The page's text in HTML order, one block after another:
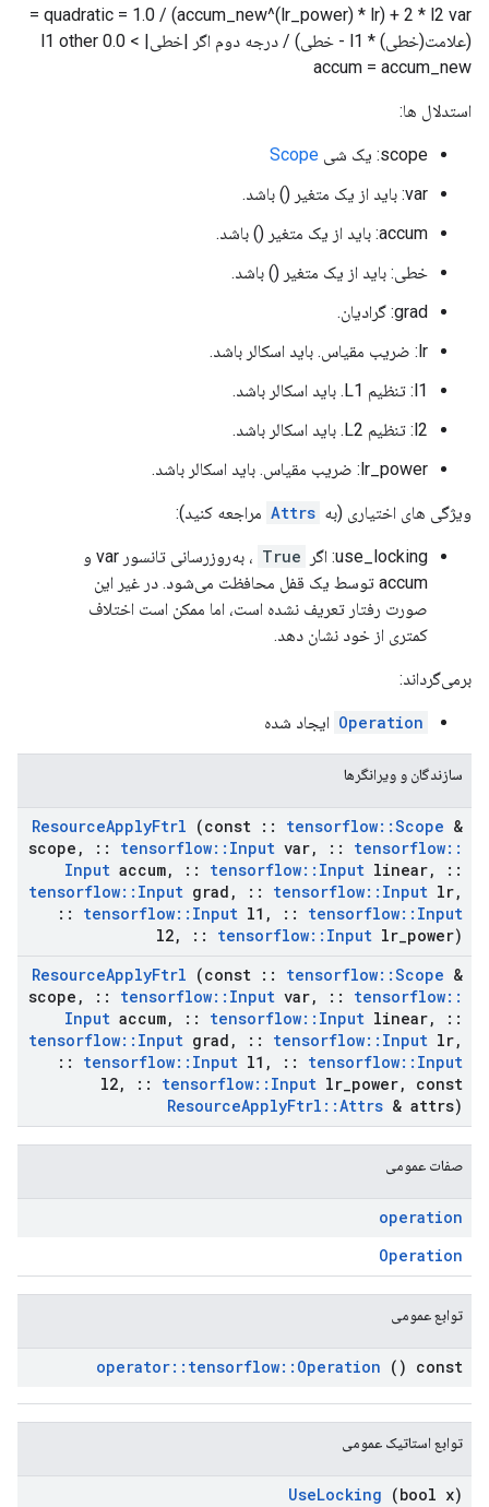
quadratic = 1.0 / (accum_new^(lr_power) * lr) + 2 * l2 var =
(علامت(خطی) * l1 - خطی) / درجه دوم اگر |خطی| > l1 other 0.0
accum = accum_new
استدلال ها:
scope: یک شی
Scope
var: باید از یک متغیر () باشد.
accum: باید از یک متغیر () باشد.
خطی: باید از یک متغیر () باشد.
grad: گرادیان.
lr: ضریب مقیاس. باید اسکالر باشد.
l1: تنظیم L1. باید اسکالر باشد.
l2: تنظیم L2. باید اسکالر باشد.
lr_power: ضریب مقیاس. باید اسکالر باشد.
ویژگی های اختیاری (به Attrs مراجعه کنید):
use_locking: اگر True
، به‌روزرسانی تانسور var و
accum توسط یک قفل محافظت می‌شود. در غیر این
صورت رفتار تعریف نشده است، اما ممکن است اختلاف
کمتری از خود نشان دهد.
برمی‌گرداند:
Operation ایجاد شده
سازندگان و ویرانگرها
ResourceApplyFtrl (const :: tensorflow::Scope &
scope , :: tensorflow:: Input var, :: tensorflow::
Input accum, :: tensorflow:: Input linear,
::
tensorflow:: Input grad , :: tensorflow:: Input lr,
::
tensorflow:: Input l1 , :: tensorflow:: Input
l2, :: tensorflow:: Input lr power)
ResourceApplyFtrl (const :: tensorflow::Scope &
scope , :: tensorflow:: Input var, :: tensorflow::
Input accum, :: tensorflow:: Input linear,
::
tensorflow:: Input grad , :: tensorflow:: Input lr,
::
tensorflow:: Input l1 , :: tensorflow:: Input
l2, :: tensorflow:: Input lr power,
const
ResourceApplyFtrl ::Attrs & attrs)
صفات عمومی
operation
Operation
توابع عمومی
operator:: tensorflow:: Operation () const
توابع استاتیک عمومی
UseLocking (bool x)